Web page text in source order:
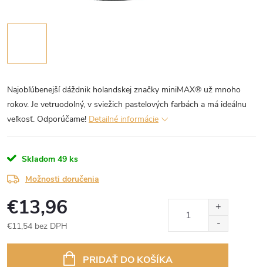
Najobľúbenejší dáždnik holandskej značky miniMAX® už mnoho
rokov. Je vetruodolný, v sviežich pastelových farbách a má ideálnu
veľkosť. Odporúčame! Detailné informácie
Skladom 49 ks
Možnosti doručenia
€13,96
€11,54 bez DPH
PRIDAŤ DO KOŠÍKA